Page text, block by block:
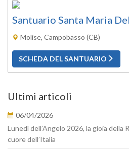
Santuario Santa Maria
Molise, Campobasso (CB)
SCHEDA DEL SANTUARIO
Ultimi articoli
06/04/2026
Lunedì dell’Angelo 2026, la gioia della
cuore dell’Italia